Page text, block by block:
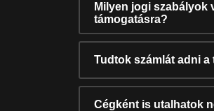
Milyen jogi szabályok
támogatásra?
Tudtok számlát adni
Cégként is utalhatok